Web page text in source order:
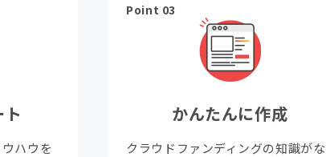
ハウを
Point 03
かんたんに作成
クラウドファンディングの知識がな